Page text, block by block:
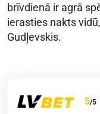
brīvdienā ir agrā
ierasties nakts
Gudļevskis.
5/5